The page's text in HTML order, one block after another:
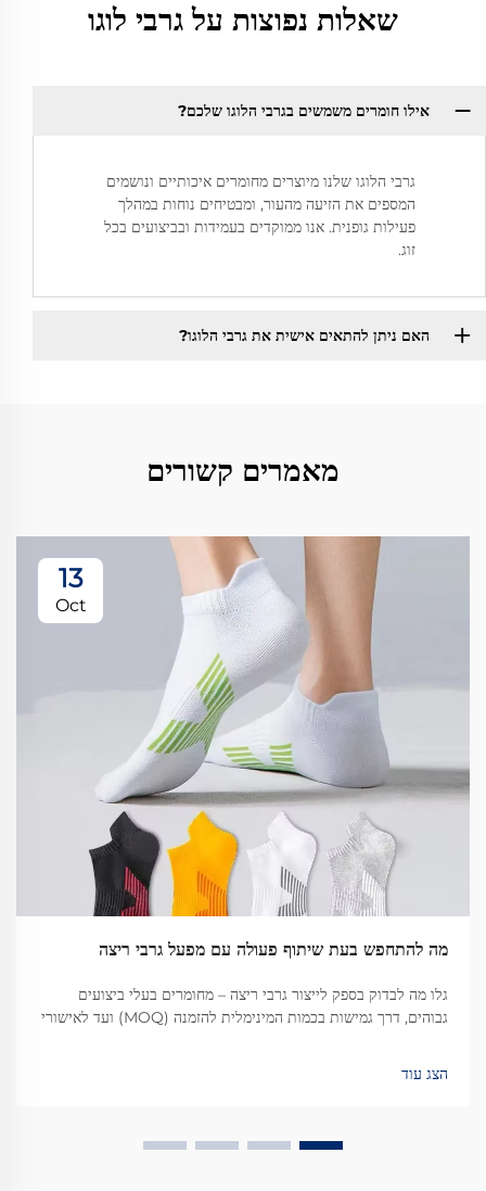
שאלות נפוצות על גרבי לוגו
אילו חומרים משמשים בגרבי הלוגו שלכם?
גרבי הלוגו שלנו מיוצרים מחומרים איכותיים ונושמים
המספים את הזיעה מהעור, ומבטיחים נוחות במהלך
פעילות גופנית. אנו ממוקדים בעמידות ובביצועים בכל
זוג.
האם ניתן להתאים אישית את גרבי הלוגו?
מאמרים קשורים
13
Oct
מה להתחפש בעת שיתוף פעולה עם מפעל גרבי ריצה
גלו מה לבדוק בספק לייצור גרבי ריצה – מחומרים בעלי ביצועים
גבוהים, דרך גמישות בכמות המינימלית להזמנה (MOQ) ועד לאישורי
הצג עוד